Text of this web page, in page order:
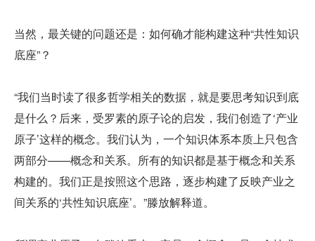
当然，最关键的问题还是：如何确才能构建这种“共性知识
底座”？
“我们当时读了很多哲学相关的数据，就是要思考知识到底
是什么？后来，受罗素的原子论的启发，我们创造了‘产业
原子’这样的概念。我们认为，一个知识体系本质上只包含
两部分——概念和关系。所有的知识都是基于概念和关系
构建的。我们正是按照这个思路，逐步构建了反映产业之
间关系的‘共性知识底座’。”滕放解释道。